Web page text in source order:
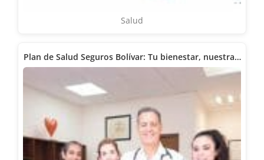
Salud
Plan de Salud Seguros Bolívar: Tu bienestar, nuestra…